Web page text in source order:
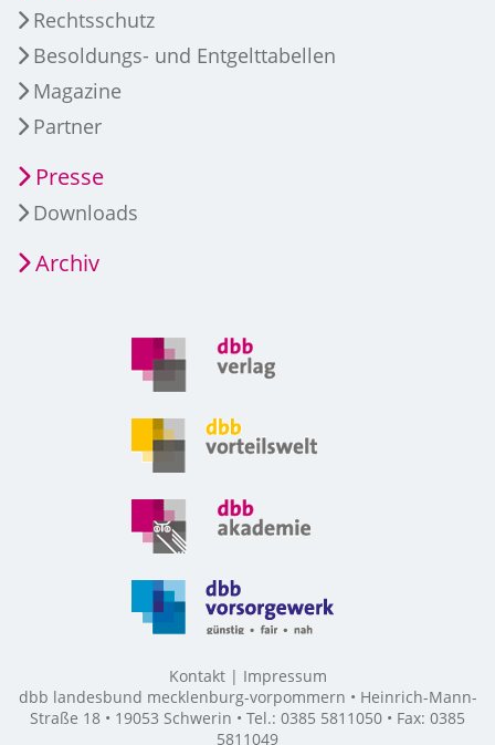
Rechtsschutz
Besoldungs- und Entgelttabellen
Magazine
Partner
Presse
Downloads
Archiv
Kontakt
Impressum
dbb landesbund mecklenburg-vorpommern • Heinrich-Mann-
Straße 18 • 19053 Schwerin • Tel.: 0385 5811050 • Fax: 0385
5811049